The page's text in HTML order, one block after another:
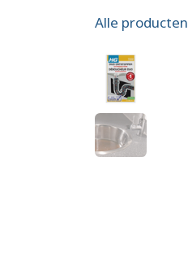
Alle producten